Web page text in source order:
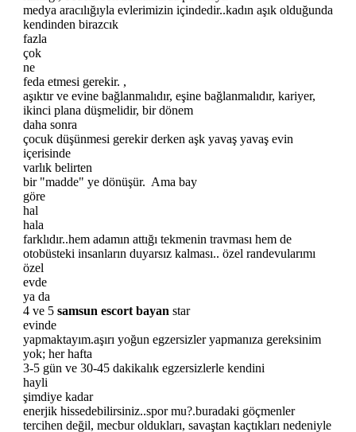
medya aracılığıyla evlerimizin içindedir..kadın aşık olduğunda
kendinden birazcık
fazla
çok
ne
feda etmesi gerekir. ,
aşıktır ve evine bağlanmalıdır, eşine bağlanmalıdır, kariyer,
ikinci plana düşmelidir, bir dönem
daha sonra
çocuk düşünmesi gerekir derken aşk yavaş yavaş evin
içerisinde
varlık belirten
bir "madde" ye dönüşür. Ama bay
göre
hal
hala
farklıdır..hem adamın attığı tekmenin travması hem de
otobüsteki insanların duyarsız kalması.. özel randevularımı
özel
evde
ya da
4 ve 5 samsun escort bayan star
evinde
yapmaktayım.aşırı yoğun egzersizler yapmanıza gereksinim
yok; her hafta
3-5 gün ve 30-45 dakikalık egzersizlerle kendini
hayli
şimdiye kadar
enerjik hissedebilirsiniz..spor mu?.buradaki göçmenler
tercihen değil, mecbur oldukları, savaştan kaçtıkları nedeniyle